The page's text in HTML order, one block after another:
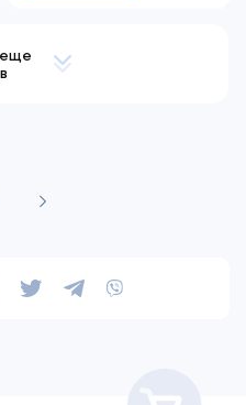
еще